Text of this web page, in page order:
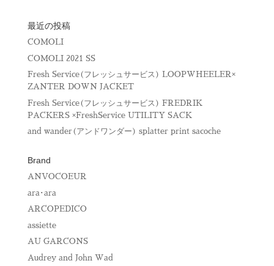
ま
す
)
最近の投稿
COMOLI
COMOLI 2021 SS
Fresh Service(フレッシュサービス) LOOPWHEELER×
ZANTER DOWN JACKET
Fresh Service(フレッシュサービス) FREDRIK
PACKERS ×FreshService UTILITY SACK
and wander(アンドワンダー) splatter print sacoche
Brand
ANVOCOEUR
ara･ara
ARCOPEDICO
assiette
AU GARCONS
Audrey and John Wad